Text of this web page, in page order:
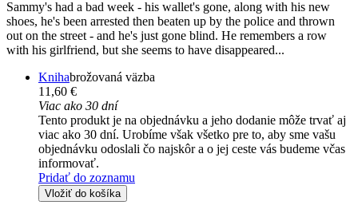
Sammy's had a bad week - his wallet's gone, along with his new
shoes, he's been arrested then beaten up by the police and thrown
out on the street - and he's just gone blind. He remembers a row
with his girlfriend, but she seems to have disappeared...
Knihabrožovaná väzba
11,60 €
Viac ako 30 dní
Tento produkt je na objednávku a jeho dodanie môže trvať aj
viac ako 30 dní. Urobíme však všetko pre to, aby sme vašu
objednávku odoslali čo najskôr a o jej ceste vás budeme včas
informovať.
Pridať do zoznamu
Vložiť do košíka